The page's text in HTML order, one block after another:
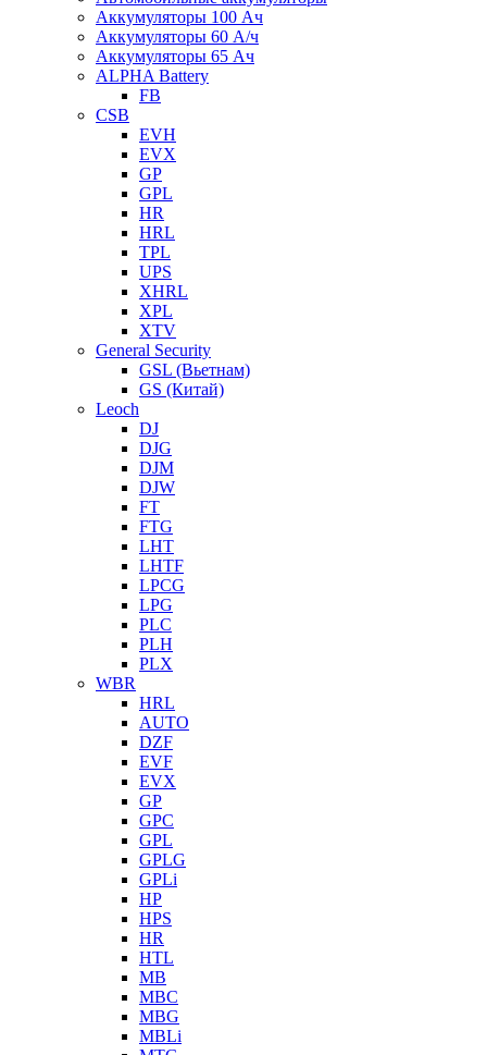
Аккумуляторы 100 Ач
Аккумуляторы 60 А/ч
Аккумуляторы 65 Ач
ALPHA Battery
FB
CSB
EVH
EVX
GP
GPL
HR
HRL
TPL
UPS
XHRL
XPL
XTV
General Security
GSL (Вьетнам)
GS (Китай)
Leoch
DJ
DJG
DJM
DJW
FT
FTG
LHT
LHTF
LPCG
LPG
PLC
PLH
PLX
WBR
HRL
AUTO
DZF
EVF
EVX
GP
GPC
GPL
GPLG
GPLi
HP
HPS
HR
HTL
MB
MBC
MBG
MBLi